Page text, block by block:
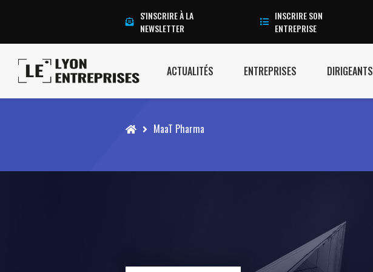
S'INSCRIRE À LA
NEWSLETTER
INSCRIRE SON
ENTREPRISE
ACTUALITÉS ENTREPRISES DIRIGEANTS
Accueil MaaT Pharma